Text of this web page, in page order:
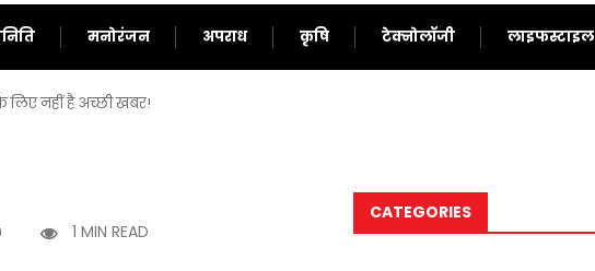
मनोरंजन अपराध कृषि टेक्नोलॉजी लाइफस्टाइल
लिए नहीं है अच्छी खबर!
1 MIN READ
CATEGORIES